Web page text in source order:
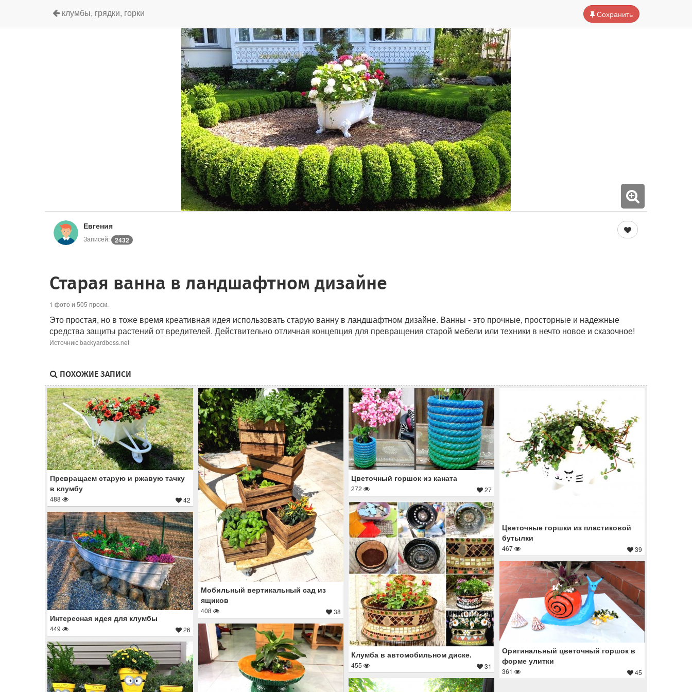
Сохранить
клумбы, грядки, горки
Евгения
Записей: 2432
Старая ванна в ландшафтном дизайне
1 фото и 505 просм.
Это простая, но в тоже время креативная идея использовать старую ванну в ландшафтном дизайне. Ванны - это прочные, просторные и надежные
средства защиты растений от вредителей. Действительно отличная концепция для превращения старой мебели или техники в нечто новое и сказочное!
Источник: backyardboss.net
ПОХОЖИЕ ЗАПИСИ
Превращаем старую и ржавую тачку
в клумбу
488 42
Мобильный вертикальный сад из
ящиков
408 38
Цветочный горшок из каната
272 27
Цветочные горшки из пластиковой
бутылки
467 39
Клумба в автомобильном диске.
455 31
Интересная идея для клумбы
449 26
Оригинальный цветочный горшок в
форме улитки
361 45